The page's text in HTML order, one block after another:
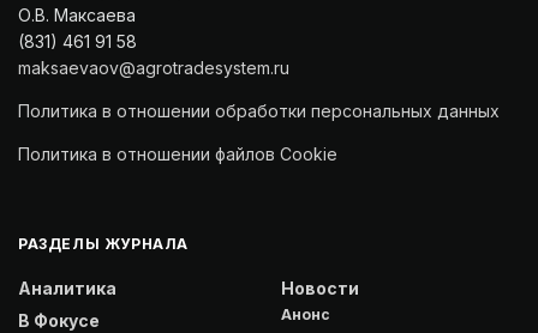
О.В. Максаева
(831) 461 91 58
maksaevaov@agrotradesystem.ru
Политика в отношении обработки персональных данных
Политика в отношении файлов Cookie
РАЗДЕЛЫ ЖУРНАЛА
Аналитика
В Фокусе
Новости
Анонс